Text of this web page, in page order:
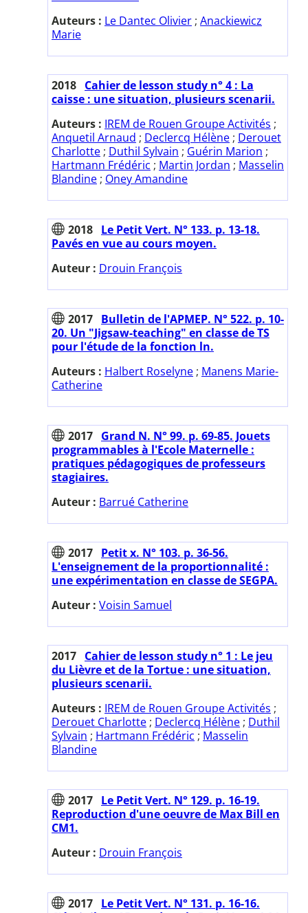
Auteurs : Le Dantec Olivier ; Anackiewicz
Marie
2018 Cahier de lesson study n° 4 : La
caisse : une situation, plusieurs scenarii.
Auteurs : IREM de Rouen Groupe Activités ;
Anquetil Arnaud ; Declercq Hélène ; Derouet
Charlotte ; Duthil Sylvain ; Guérin Marion ;
Hartmann Frédéric ; Martin Jordan ; Masselin
Blandine ; Oney Amandine
2018 Le Petit Vert. N° 133. p. 13-18.
Pavés en vue au cours moyen.
Auteur : Drouin François
2017 Bulletin de l'APMEP. N° 522. p. 10-
20. Un "Jigsaw-teaching" en classe de TS
pour l'étude de la fonction ln.
Auteurs : Halbert Roselyne ; Manens Marie-
Catherine
2017 Grand N. N° 99. p. 69-85. Jouets
programmables à l'Ecole Maternelle :
pratiques pédagogiques de professeurs
stagiaires.
Auteur : Barrué Catherine
2017 Petit x. N° 103. p. 36-56.
L'enseignement de la proportionnalité :
une expérimentation en classe de SEGPA.
Auteur : Voisin Samuel
2017 Cahier de lesson study n° 1 : Le jeu
du Lièvre et de la Tortue : une situation,
plusieurs scenarii.
Auteurs : IREM de Rouen Groupe Activités ;
Derouet Charlotte ; Declercq Hélène ; Duthil
Sylvain ; Hartmann Frédéric ; Masselin
Blandine
2017 Le Petit Vert. N° 129. p. 16-19.
Reproduction d'une oeuvre de Max Bill en
CM1.
Auteur : Drouin François
2017 Le Petit Vert. N° 131. p. 16-16.